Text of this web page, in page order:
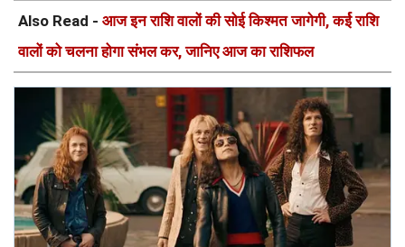
Also Read - आज इन राशि वालों की सोई किश्मत जागेगी, कर्ई राशि
वालों को चलना होगा संभल कर, जानिए आज का राशिफल